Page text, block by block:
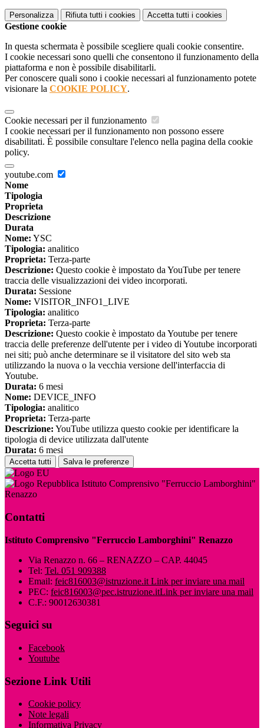
Personalizza Rifiuta tutti i cookies Accetta tutti i cookies
Gestione cookie
In questa schermata è possibile scegliere quali cookie consentire.
I cookie necessari sono quelli che consentono il funzionamento della
piattaforma e non è possibile disabilitarli.
Per conoscere quali sono i cookie necessari al funzionamento potete
visionare la COOKIE POLICY.
Cookie necessari per il funzionamento
I cookie necessari per il funzionamento non possono essere
disabilitati. È possibile consultare l'elenco nella pagina della cookie
policy.
youtube.com
Nome
Tipologia
Proprieta
Descrizione
Durata
Nome: YSC
Tipologia: analitico
Proprieta: Terza-parte
Descrizione: Questo cookie è impostato da YouTube per tenere
traccia delle visualizzazioni dei video incorporati.
Durata: Sessione
Nome: VISITOR_INFO1_LIVE
Tipologia: analitico
Proprieta: Terza-parte
Descrizione: Questo cookie è impostato da Youtube per tenere
traccia delle preferenze dell'utente per i video di Youtube incorporati
nei siti; può anche determinare se il visitatore del sito web sta
utilizzando la nuova o la vecchia versione dell'interfaccia di
Youtube.
Durata: 6 mesi
Nome: DEVICE_INFO
Tipologia: analitico
Proprieta: Terza-parte
Descrizione: YouTube utilizza questo cookie per identificare la
tipologia di device utilizzata dall'utente
Durata: 6 mesi
Accetta tutti Salva le preferenze
Istituto Comprensivo "Ferruccio Lamborghini"
Renazzo
Contatti
Istituto Comprensivo "Ferruccio Lamborghini" Renazzo
Via Renazzo n. 66 – RENAZZO – CAP. 44045
Tel: Tel. 051 909388
Email: feic816003@istruzione.it Link per inviare una mail
PEC: feic816003@pec.istruzione.itLink per inviare una mail
C.F.: 90012630381
Seguici su
Facebook
Youtube
Sezione Link Utili
Cookie policy
Note legali
Informativa Privacy